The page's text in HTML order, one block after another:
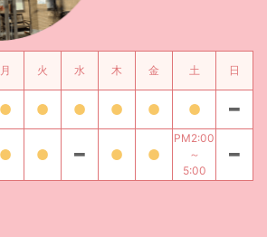
月 火 水 木 金 土 日
PM2:00
～
5:00